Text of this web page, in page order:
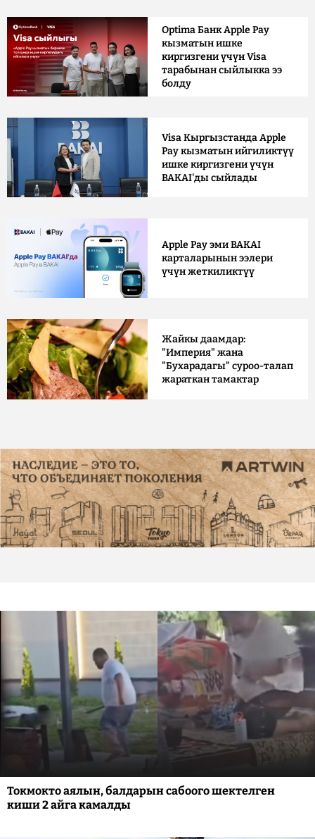
Optima Банк Apple Pay
кызматын ишке
киргизгени үчүн Visa
тарабынан сыйлыкка ээ
болду
Visa Кыргызстанда Apple
Pay кызматын ийгиликтүү
ишке киргизгени үчүн
BAKAI'ды сыйлады
Apple Pay эми BAKAI
карталарынын ээлери
үчүн жеткиликтүү
Жайкы даамдар:
"Империя" жана
"Бухарадагы" суроо-талап
жараткан тамактар
Токмокто аялын, балдарын сабоого шектелген
киши 2 айга камалды